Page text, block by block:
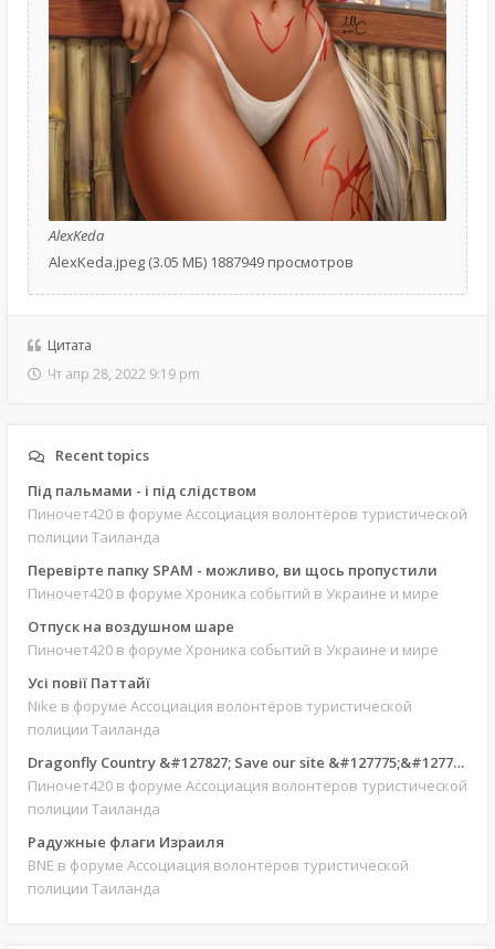
AlexKeda
AlexKeda.jpeg (3.05 МБ) 1887949 просмотров
Цитата
Чт апр 28, 2022 9:19 pm
Recent topics
Під пальмами - і під слідством
Пиночет420 в форуме Ассоциация волонтёров туристической
полиции Таиланда
Перевірте папку SPAM - можливо, ви щось пропустили
Пиночет420 в форуме Хроника событий в Украине и мире
Отпуск на воздушном шаре
Пиночет420 в форуме Хроника событий в Украине и мире
Усі повії Паттайї
Nike в форуме Ассоциация волонтёров туристической
полиции Таиланда
Dragonfly Country &#127827; Save our site &#127775;&#127769;
Пиночет420 в форуме Ассоциация волонтёров туристической
полиции Таиланда
Радужные флаги Израиля
BNE в форуме Ассоциация волонтёров туристической
полиции Таиланда